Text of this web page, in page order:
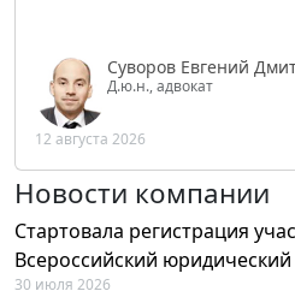
Суворов Евгений
Д.ю.н., адвокат
12 августа 2026
Новости компании
Стартовала регистрация
Всероссийский
30 июля 2026